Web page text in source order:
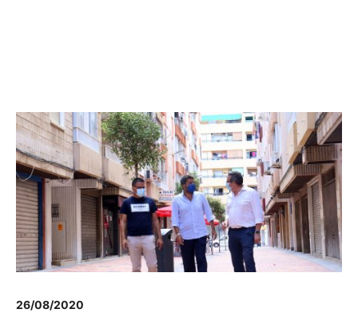
26/08/2020